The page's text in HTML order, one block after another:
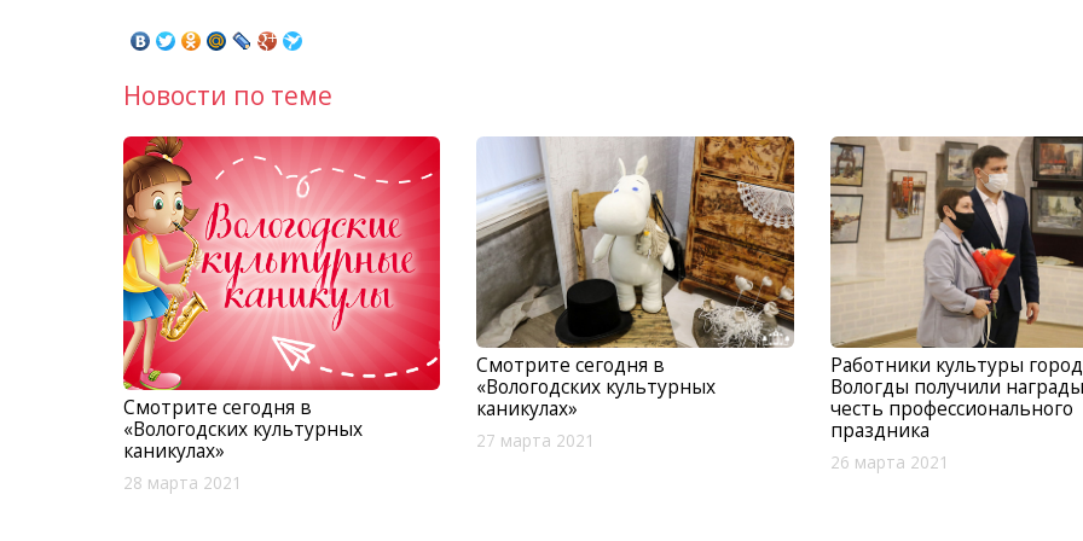
Новости по теме
Смотрите сегодня в
«Вологодских культурных
каникулах»
28 марта 2021
Смотрите сегодня в
«Вологодских культурных
каникулах»
27 марта 2021
Работники культуры
Вологды получили
честь профессионального
праздника
26 марта 2021